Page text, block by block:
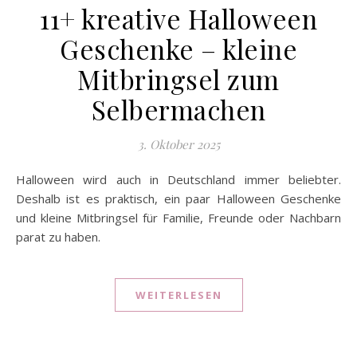
11+ kreative Halloween
Geschenke – kleine
Mitbringsel zum
Selbermachen
3. Oktober 2025
Halloween wird auch in Deutschland immer beliebter.
Deshalb ist es praktisch, ein paar Halloween Geschenke
und kleine Mitbringsel für Familie, Freunde oder Nachbarn
parat zu haben.
WEITERLESEN